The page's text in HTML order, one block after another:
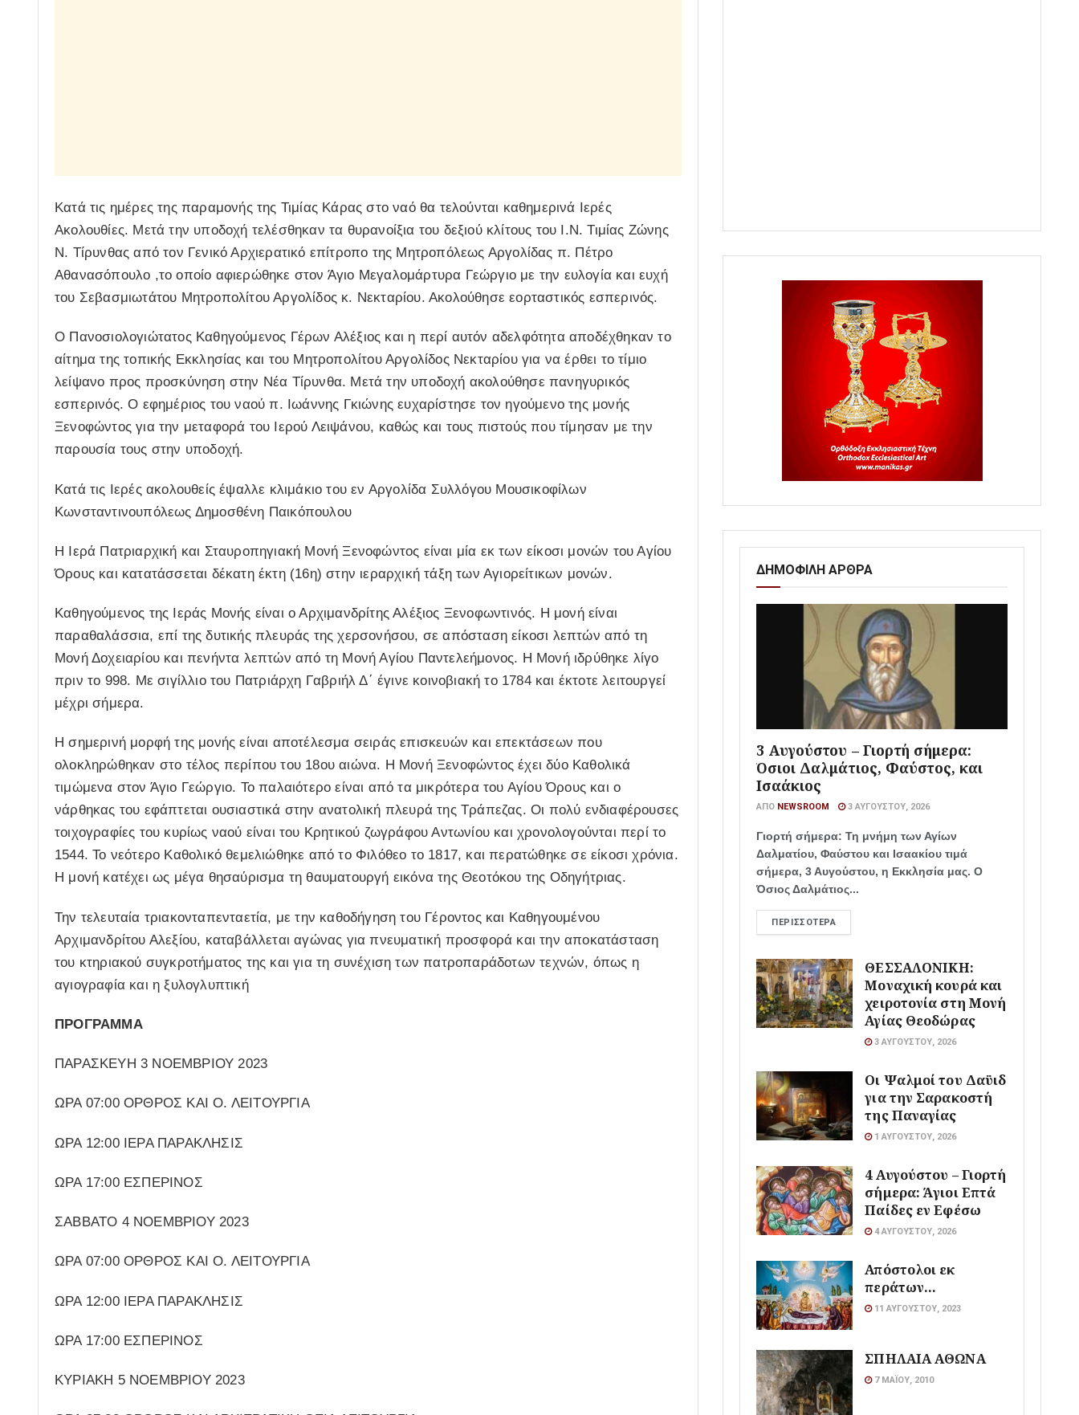
Κατά τις ημέρες της παραμονής της Τιμίας Κάρας στο ναό θα τελούνται καθημερινά Ιερές
Ακολουθίες. Μετά την υποδοχή τελέσθηκαν τα θυρανοίξια του δεξιού κλίτους του Ι.Ν. Τιμίας Ζώνης
Ν. Τίρυνθας από τον Γενικό Αρχιερατικό επίτροπο της Mητροπόλεως Αργολίδας π. Πέτρο
Αθανασόπουλο ,το οποίο αφιερώθηκε στον Άγιο Μεγαλομάρτυρα Γεώργιο με την ευλογία και ευχή
του Σεβασμιωτάτου Μητροπολίτου Αργολίδος κ. Νεκταρίου. Ακολούθησε εορταστικός εσπερινός.
Ο Πανοσιολογιώτατος Καθηγούμενος Γέρων Αλέξιος και η περί αυτόν αδελφότητα αποδέχθηκαν το
αίτημα της τοπικής Εκκλησίας και του Μητροπολίτου Αργολίδος Νεκταρίου για να έρθει το τίμιο
λείψανο προς προσκύνηση στην Νέα Τίρυνθα. Μετά την υποδοχή ακολούθησε πανηγυρικός
εσπερινός. Ο εφημέριος του ναού π. Ιωάννης Γκιώνης ευχαρίστησε τον ηγούμενο της μονής
Ξενοφώντος για την μεταφορά του Ιερού Λειψάνου, καθώς και τους πιστούς που τίμησαν με την
παρουσία τους στην υποδοχή.
Κατά τις Ιερές ακολουθείς έψαλλε κλιμάκιο του εν Αργολίδα Συλλόγου Μουσικοφίλων
Κωνσταντινουπόλεως Δημοσθένη Παικόπουλου
Η Ιερά Πατριαρχική και Σταυροπηγιακή Μονή Ξενοφώντος είναι μία εκ των είκοσι μονών του Αγίου
Όρους και κατατάσσεται δέκατη έκτη (16η) στην ιεραρχική τάξη των Αγιορείτικων μονών.
Καθηγούμενος της Ιεράς Μονής είναι ο Αρχιμανδρίτης Αλέξιος Ξενοφωντινός. Η μονή είναι
παραθαλάσσια, επί της δυτικής πλευράς της χερσονήσου, σε απόσταση είκοσι λεπτών από τη
Μονή Δοχειαρίου και πενήντα λεπτών από τη Μονή Αγίου Παντελεήμονος. Η Μονή ιδρύθηκε λίγο
πριν το 998. Με σιγίλλιο του Πατριάρχη Γαβριήλ Δ΄ έγινε κοινοβιακή το 1784 και έκτοτε λειτουργεί
μέχρι σήμερα.
Η σημερινή μορφή της μονής είναι αποτέλεσμα σειράς επισκευών και επεκτάσεων που
ολοκληρώθηκαν στο τέλος περίπου του 18ου αιώνα. Η Μονή Ξενοφώντος έχει δύο Καθολικά
τιμώμενα στον Άγιο Γεώργιο. Το παλαιότερο είναι από τα μικρότερα του Αγίου Όρους και ο
νάρθηκας του εφάπτεται ουσιαστικά στην ανατολική πλευρά της Τράπεζας. Οι πολύ ενδιαφέρουσες
τοιχογραφίες του κυρίως ναού είναι του Κρητικού ζωγράφου Αντωνίου και χρονολογούνται περί το
1544. Το νεότερο Καθολικό θεμελιώθηκε από το Φιλόθεο το 1817, και περατώθηκε σε είκοσι χρόνια.
Η μονή κατέχει ως μέγα θησαύρισμα τη θαυματουργή εικόνα της Θεοτόκου της Οδηγήτριας.
Την τελευταία τριακονταπενταετία, με την καθοδήγηση του Γέροντος και Καθηγουμένου
Αρχιμανδρίτου Αλεξίου, καταβάλλεται αγώνας για πνευματική προσφορά και την αποκατάσταση
του κτηριακού συγκροτήματος της και για τη συνέχιση των πατροπαράδοτων τεχνών, όπως η
αγιογραφία και η ξυλογλυπτική
ΠΡΟΓΡΑΜΜΑ
ΠΑΡΑΣΚΕΥΗ 3 ΝΟΕΜΒΡΙΟΥ 2023
ΩΡΑ 07:00 ΟΡΘΡΟΣ ΚΑΙ Ο. ΛΕΙΤΟΥΡΓΙΑ
ΩΡΑ 12:00 ΙΕΡΑ ΠΑΡΑΚΛΗΣΙΣ
ΩΡΑ 17:00 ΕΣΠΕΡΙΝΟΣ
ΣΑΒΒΑΤΟ 4 ΝΟΕΜΒΡΙΟΥ 2023
ΩΡΑ 07:00 ΟΡΘΡΟΣ ΚΑΙ Ο. ΛΕΙΤΟΥΡΓΙΑ
ΩΡΑ 12:00 ΙΕΡΑ ΠΑΡΑΚΛΗΣΙΣ
ΩΡΑ 17:00 ΕΣΠΕΡΙΝΟΣ
ΚΥΡΙΑΚΗ 5 ΝΟΕΜΒΡΙΟΥ 2023
ΔΗΜΟΦΙΛΗ ΑΡΘΡΑ
3 Αυγούστου – Γιορτή σήμερα:
Όσιοι Δαλμάτιος, Φαύστος, και
Ισαάκιος
ΑΠΌ NEWSROOM 3 ΑΥΓΟΎΣΤΟΥ, 2026
Γιορτή σήμερα: Τη μνήμη των Αγίων
Δαλματίου, Φαύστου και Ισαακίου τιμά
σήμερα, 3 Αυγούστου, η Εκκλησία μας. Ο
Όσιος Δαλμάτιος...
ΠΕΡΙΣΣΌΤΕΡΑ
ΘΕΣΣΑΛΟΝΙΚΗ:
Μοναχική κουρά και
χειροτονία στη Μονή
Αγίας Θεοδώρας
3 ΑΥΓΟΎΣΤΟΥ, 2026
Οι Ψαλμοί του Δαϋιδ
για την Σαρακοστή
της Παναγίας
1 ΑΥΓΟΎΣΤΟΥ, 2026
4 Αυγούστου – Γιορτή
σήμερα: Άγιοι Επτά
Παίδες εν Εφέσω
4 ΑΥΓΟΎΣΤΟΥ, 2026
Απόστολοι εκ
περάτων…
11 ΑΥΓΟΎΣΤΟΥ, 2023
ΣΠΗΛΑΙΑ ΑΘΩΝΑ
7 ΜΑΪ́ΟΥ, 2010